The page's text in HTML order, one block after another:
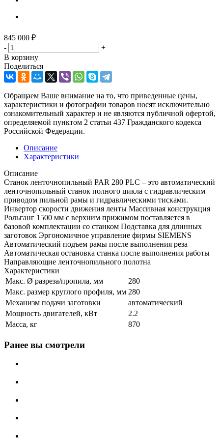
845 000 ₽
-
+
В корзину
Поделиться
Обращаем Ваше внимание на то, что приведенные цены,
характеристики и фотографии товаров носят исключительно
ознакомительный характер и не являются публичной офертой,
определяемой пунктом 2 статьи 437 Гражданского кодекса
Российской Федерации.
Описание
Характеристики
Описание
Станок ленточнопильный PAR 280 PLC – это автоматический
ленточнопильный станок полного цикла с гидравлическим
приводом пильной рамы и гидравлическими тисками.
Инвертор скорости движения ленты Массивная конструкция
Рольганг 1500 мм с верхним прижимом поставляется в
базовой комплектации со станком Подставка для длинных
заготовок Эргономичное управление фирмы SIEMENS
Автоматический подъем рамы после выполнения реза
Автоматическая остановка станка после выполнения работы
Направляющие ленточнопильного полотна
Характеристики
Макс. Ø разреза/пропила, мм
280
Макс. размер круглого профиля, мм 280
Механизм подачи заготовки
автоматический
Мощность двигателей, кВт
2.2
Масса, кг
870
Ранее вы смотрели